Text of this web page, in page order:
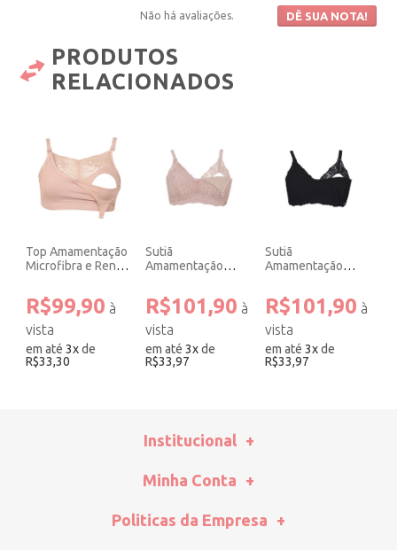
Não há avaliações. DÊ SUA NOTA!
PRODUTOS
RELACIONADOS
Top Amamentação
Microfibra e Renda
R$99,90
em até3xde
R$33,30
Sutiã
Amamentação
R$101,90
em até3xde
R$33,97
Sutiã
Amamentação
R$101,90
em até3xde
R$33,97
Institucional
Minha Conta
Politicas da Empresa